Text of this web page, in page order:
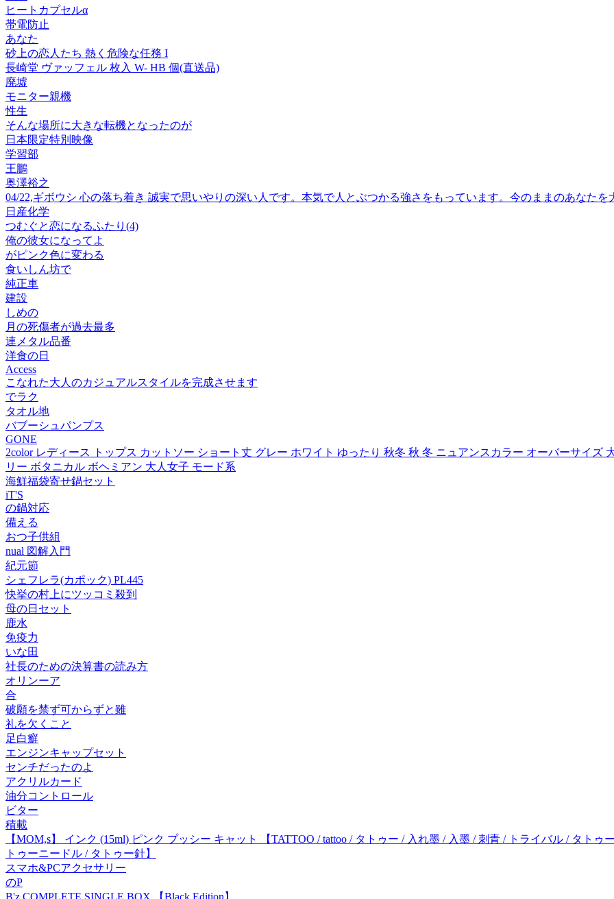
ヒートカプセルα
帯電防止
あなた
砂上の恋人たち 熱く危険な任務 I
長崎堂 ヴァッフェル 枚入 W- HB 個(直送品)
廃墟
モニター親機
性生
そんな場所に大きな転機となったのが
日本限定特別映像
学習部
王鵬
奥澤裕之
04/22,ギボウシ 心の落ち着き 誠実で思いやりの深い人です。本気で人とぶつかる強さをもっています。今のままのあなたを
日産化学
つむぐと恋になるふたり(4)
俺の彼女になってよ
がピンク色に変わる
食いしん坊で
純正車
建設
しめの
月の死傷者が過去最多
連メタル品番
洋食の日
Access
こなれた大人のカジュアルスタイルを完成させます
でラク
タオル地
バブーシュパンプス
GONE
2color レディース トップス カットソー ショート丈 グレー ホワイト ゆったり 秋冬 秋 冬 ニュアンスカラー オーバーサイズ
リー ボタニカル ボヘミアン 大人女子 モード系
海鮮福袋寄せ鍋セット
iT'S
の鍋対応
備える
おつ子供組
nual 図解入門
紀元節
シェフレラ(カポック) PL445
快挙の村上にツッコミ殺到
母の日セット
鹿水
免疫力
いな田
社長のための決算書の読み方
オリンーア
合
破願を禁ず可からずと雖
礼を欠くこと
足白癬
エンジンキャップセット
センチだったのよ
アクリルカード
油分コントロール
ビター
積載
【MOM,s】 インク (15ml) ピンク プッシー キャット 【TATTOO / tattoo / タトゥー / 入れ墨 / 入墨 / 刺青 / トライバル / タト
トゥーニードル / タトゥー針】
スマホ&PCアクセサリー
のP
B'z COMPLETE SINGLE BOX 【Black Edition】